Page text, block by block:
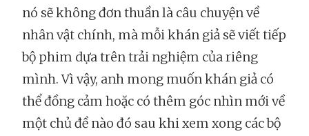
nó sẽ không đơn thuần là câu chuyện về
nhân vật chính, mà mỗi khán giả sẽ viết tiếp
bộ phim dựa trên trải nghiệm của riêng
mình. Vì vậy, anh mong muốn khán giả có
thể đồng cảm hoặc có thêm góc nhìn mới về
một chủ đề nào đó sau khi xem xong các bộ